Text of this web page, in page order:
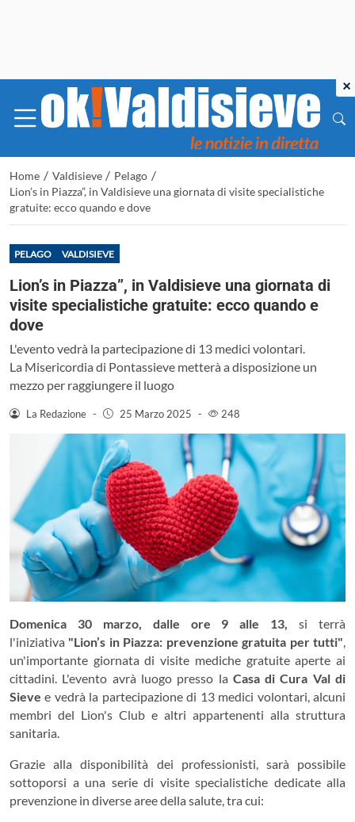
Home / Valdisieve / Pelago /
Lion’s in Piazza”, in Valdisieve una giornata di visite specialistiche
gratuite: ecco quando e dove
PELAGO VALDISIEVE
Lion’s in Piazza”, in Valdisieve una giornata di
visite specialistiche gratuite: ecco quando e
dove
L'evento vedrà la partecipazione di 13 medici volontari.
La Misericordia di Pontassieve metterà a disposizione un
mezzo per raggiungere il luogo
La Redazione - 25 Marzo 2025 - 248
Domenica 30 marzo, dalle ore 9 alle 13, si terrà
l'iniziativa "Lion’s in Piazza: prevenzione gratuita per tutti",
un'importante giornata di visite mediche gratuite aperte ai
cittadini. L'evento avrà luogo presso la Casa di Cura Val di
Sieve e vedrà la partecipazione di 13 medici volontari, alcuni
membri del Lion's Club e altri appartenenti alla struttura
sanitaria.
Grazie alla disponibilità dei professionisti, sarà possibile
sottoporsi a una serie di visite specialistiche dedicate alla
prevenzione in diverse aree della salute, tra cui:
×